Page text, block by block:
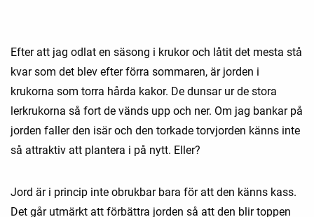
Efter att jag odlat en säsong i krukor och låtit det mesta stå
kvar som det blev efter förra sommaren, är jorden i
krukorna som torra hårda kakor. De dunsar ur de stora
lerkrukorna så fort de vänds upp och ner. Om jag bankar på
jorden faller den isär och den torkade torvjorden känns inte
så attraktiv att plantera i på nytt. Eller?
Jord är i princip inte obrukbar bara för att den känns kass.
Det går utmärkt att förbättra jorden så att den blir toppen